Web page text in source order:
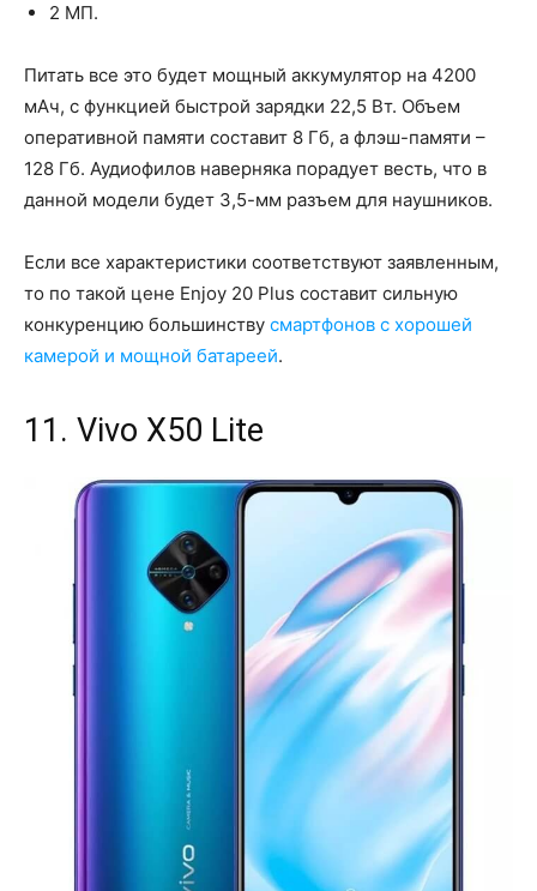
2 МП.
Питать все это будет мощный аккумулятор на 4200
мАч, с функцией быстрой зарядки 22,5 Вт. Объем
оперативной памяти составит 8 Гб, а флэш-памяти –
128 Гб. Аудиофилов наверняка порадует весть, что в
данной модели будет 3,5-мм разъем для наушников.
Если все характеристики соответствуют заявленным,
то по такой цене Enjoy 20 Plus составит сильную
конкуренцию большинству смартфонов с хорошей
камерой и мощной батареей.
11. Vivo X50 Lite